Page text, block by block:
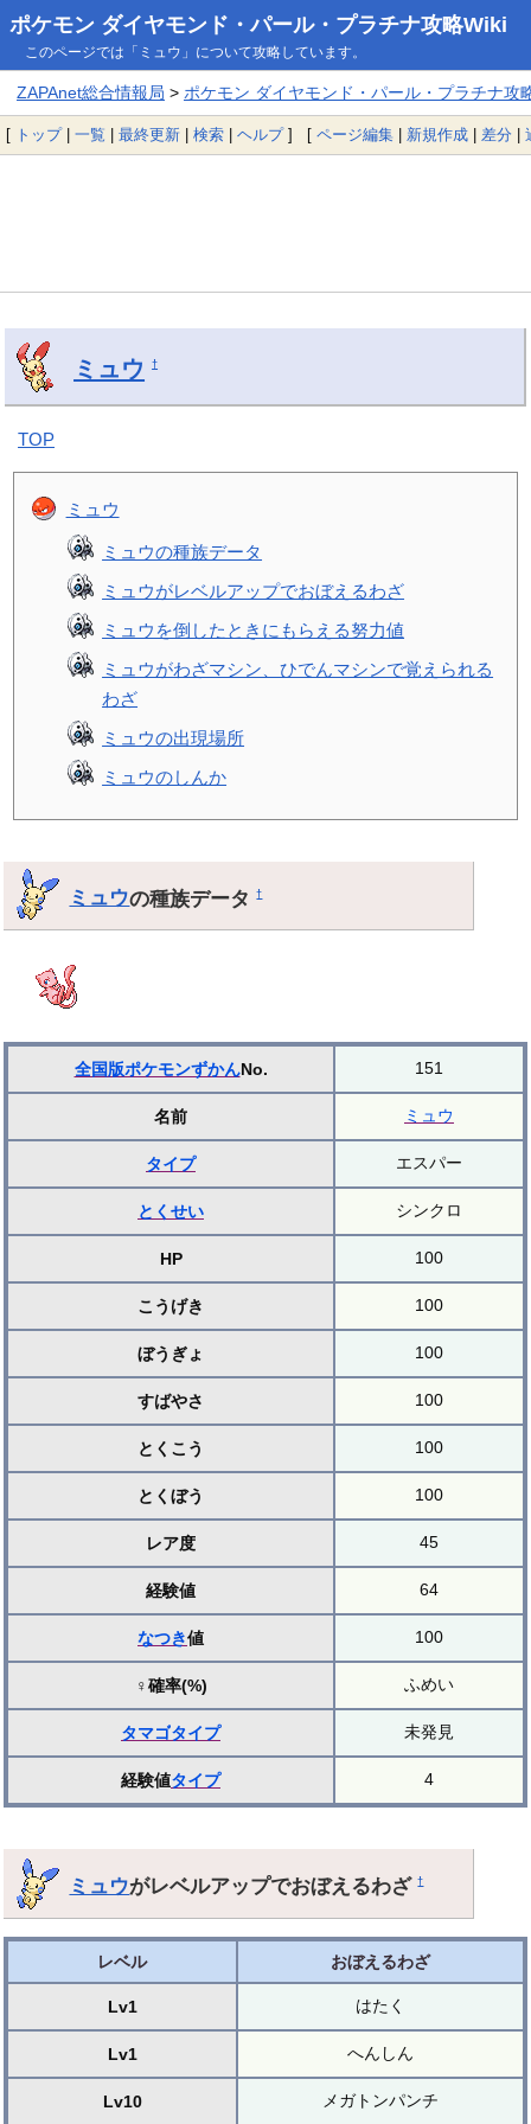
ポケモン ダイヤモンド・パール・プラチナ攻略Wiki
このページでは「ミュウ」について攻略しています。
ZAPAnet総合情報局 > ポケモン ダイヤモンド・パール・プラチナ攻
[ トップ| 一覧 | 最終更新 | 検索 | ヘルプ] [ ページ編集 | 新規作成 | 差分 |
ミュウ †
TOP
ミュウ
ミュウの種族データ
ミュウがレベルアップでおぼえるわざ
ミュウを倒したときにもらえる努力値
ミュウがわざマシン、ひでんマシンで覚えられる
わざ
ミュウの出現場所
ミュウのしんか
ミュウの種族データ†
全国版ポケモンずかんNo. 151
名前 ミュウ
タイプ エスパー
とくせい シンクロ
HP 100
こうげき 100
ぼうぎょ 100
すばやさ 100
とくこう 100
とくぼう 100
レア度 45
経験値 64
なつき値 100
♀確率(%) ふめい
タマゴタイプ 未発見
経験値タイプ 4
ミュウがレベルアップでおぼえるわざ†
レベル おぼえるわざ
Lv1 はたく
Lv1 へんしん
Lv10 メガトンパンチ